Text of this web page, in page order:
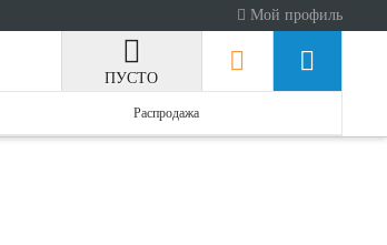
Мой профиль
ПУСТО
Распродажа